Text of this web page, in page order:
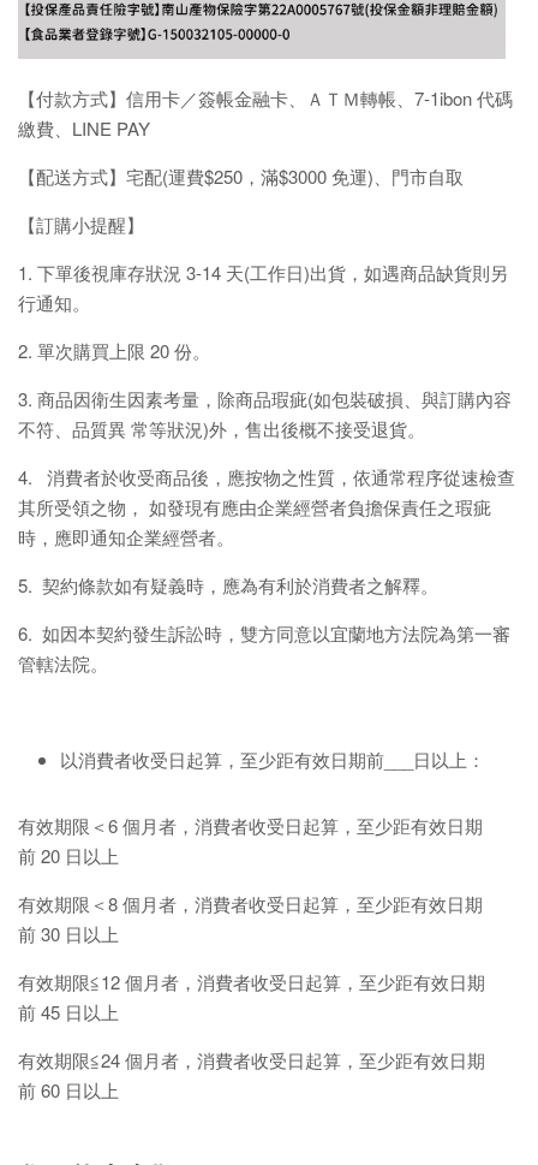
【付款方式】信用卡／簽帳金融卡、ＡＴＭ轉帳、7-1ibon 代碼
繳費、LINE PAY
【配送方式】宅配(運費$250，滿$3000 免運)、門市自取
【訂購小提醒】
1. 下單後視庫存狀況 3-14 天(工作日)出貨，如遇商品缺貨則另
行通知。
2. 單次購買上限 20 份。
3. 商品因衛生因素考量，除商品瑕疵(如包裝破損、與訂購內容
不符、品質異 常等狀況)外，售出後概不接受退貨。
4. 消費者於收受商品後，應按物之性質，依通常程序從速檢查
其所受領之物， 如發現有應由企業經營者負擔保責任之瑕疵
時，應即通知企業經營者。
5. 契約條款如有疑義時，應為有利於消費者之解釋。
6. 如因本契約發生訴訟時，雙方同意以宜蘭地方法院為第一審
管轄法院。
以消費者收受日起算，至少距有效日期前___日以上：
有效期限＜6 個月者，消費者收受日起算，至少距有效日期
前 20 日以上
有效期限＜8 個月者，消費者收受日起算，至少距有效日期
前 30 日以上
有效期限≦12 個月者，消費者收受日起算，至少距有效日期
前 45 日以上
有效期限≦24 個月者，消費者收受日起算，至少距有效日期
前 60 日以上